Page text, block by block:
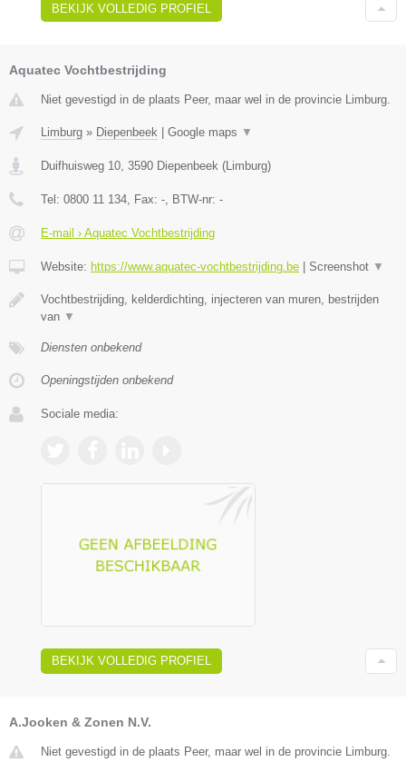
BEKIJK VOLLEDIG PROFIEL
Aquatec Vochtbestrijding
Niet gevestigd in de plaats Peer, maar wel in de provincie Limburg.
Limburg » Diepenbeek | Google maps ▼
Duifhuisweg 10 3590 Diepenbeek (Limburg)
Tel: 0800 11 134 , Fax: - , BTW-nr: -
E-mail › Aquatec Vochtbestrijding
Website: https://www.aquatec-vochtbestrijding.be | Screenshot ▼
Vochtbestrijding, kelderdichting, injecteren van muren, bestrijden
van ▼
Diensten onbekend
Openingstijden onbekend
Sociale media:
BEKIJK VOLLEDIG PROFIEL
A.Jooken & Zonen N.V.
Niet gevestigd in de plaats Peer, maar wel in de provincie Limburg.